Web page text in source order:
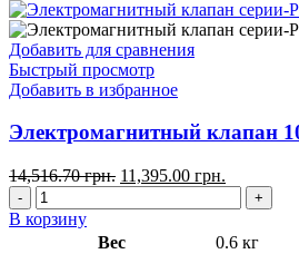
Добавить для сравнения
Быстрый просмотр
Добавить в избранное
Электромагнитный клапан
14,516.70грн. 11,395.00 грн.
В корзину
Вес
0.6 кг